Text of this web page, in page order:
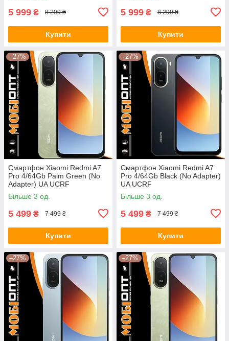
5 999 ₴ 8 299 ₴
Купити
5 999 ₴ 8 299 ₴
Купити
–27%
Смартфон Xiaomi Redmi A7
Pro 4/64Gb Palm Green (No
Adapter) UA UCRF
Більше 3 од.
5 499 ₴ 7 499 ₴
Купити
–27%
Смартфон Xiaomi Redmi A7
Pro 4/64Gb Black (No Adapter)
UA UCRF
Більше 3 од.
5 499 ₴ 7 499 ₴
Купити
–27% –27%